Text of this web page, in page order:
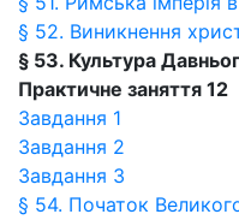
§ 52. Виникнення
§ 53. Культура
Практичне заняття 12
Завдання 1
Завдання 2
Завдання 3
§ 54. Початок